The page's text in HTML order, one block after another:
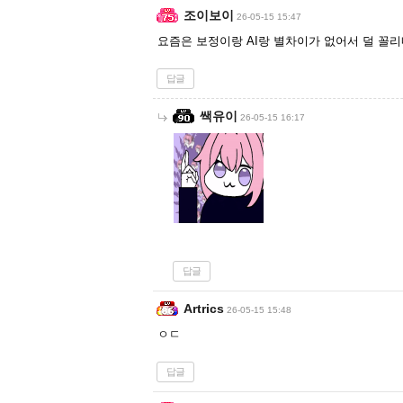
조이보이 26-05-15 15:47
요즘은 보정이랑 AI랑 별차이가 없어서 덜 꼴
답글
쌕유이 26-05-15 16:17
답글
Artrics 26-05-15 15:48
ㅇㄷ
답글